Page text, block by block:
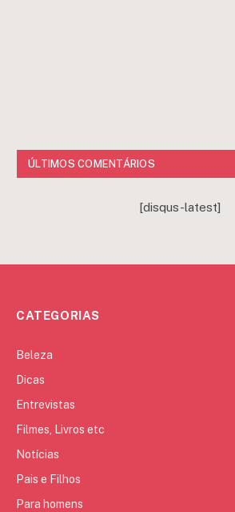
ÚLTIMOS COMENTÁRIOS
[disqus-latest]
CATEGORIAS
Beleza
Dicas
Entrevistas
Filmes, Livros etc
Notícias
Pais e Filhos
Para homens